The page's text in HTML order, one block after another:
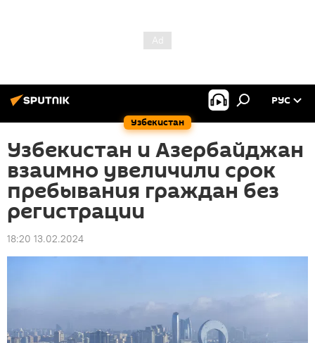
Узбекистан
РУС
Узбекистан и Азербайджан
взаимно увеличили срок
пребывания граждан без
регистрации
18:20 13.02.2024